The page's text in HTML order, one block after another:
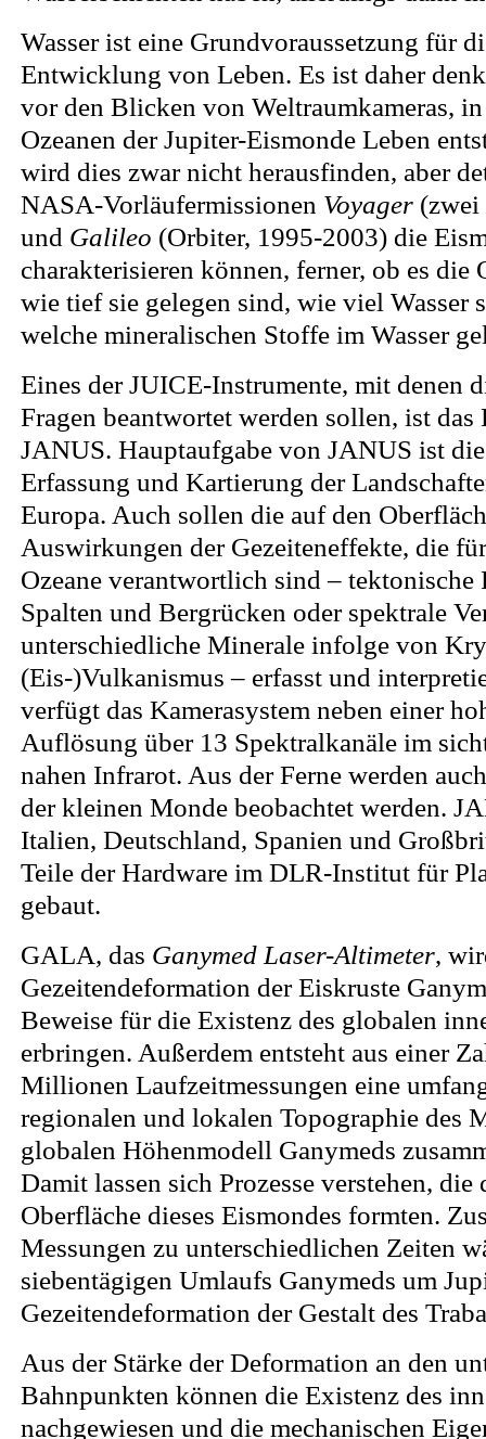
Wasser ist eine Grundvoraussetzung für
Entwicklung von Leben. Es ist daher
vor den Blicken von Weltraumkameras,
Ozeanen der Jupiter-Eismonde Leben
wird dies zwar nicht herausfinden, aber
NASA-Vorläufermissionen Voyager
und Galileo (Orbiter, 1995-2003) die
charakterisieren können, ferner, ob es
wie tief sie gelegen sind, wie viel Wasser
welche mineralischen Stoffe im Wasser
Eines der JUICE-Instrumente, mit denen
Fragen beantwortet werden sollen, ist das
JANUS. Hauptaufgabe von JANUS ist
Erfassung und Kartierung der
Europa. Auch sollen die auf den
Auswirkungen der Gezeiteneffekte, die
Ozeane verantwortlich sind – tektonische
Spalten und Bergrücken oder spektrale
unterschiedliche Minerale infolge von
(Eis-)Vulkanismus – erfasst und
verfügt das Kamerasystem neben einer
Auflösung über 13 Spektralkanäle im
nahen Infrarot. Aus der Ferne werden
der kleinen Monde beobachtet werden.
Italien, Deutschland, Spanien und
Teile der Hardware im DLR-Institut für
gebaut.
GALA, das Ganymed Laser-Altimeter,
Gezeitendeformation der Eiskruste
Beweise für die Existenz des globalen
erbringen. Außerdem entsteht aus einer
Millionen Laufzeitmessungen eine
regionalen und lokalen Topographie des
globalen Höhenmodell Ganymeds
Damit lassen sich Prozesse verstehen,
Oberfläche dieses Eismondes formten.
Messungen zu unterschiedlichen Zeiten
siebentägigen Umlaufs Ganymeds um
Gezeitendeformation der Gestalt des
Aus der Stärke der Deformation an den
Bahnpunkten können die Existenz des
nachgewiesen und die mechanischen